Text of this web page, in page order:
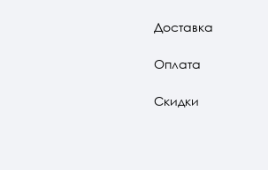
Доставка
Оплата
Скидки